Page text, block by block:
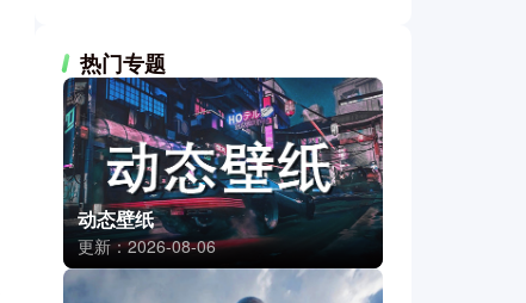
热门专题
动态壁纸
更新：2026-08-06